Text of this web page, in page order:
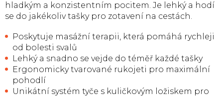
hladkým a konzistentním pocitem. Je lehký a hodí
se do jakékoliv tašky pro zotavení na cestách.
Poskytuje masážní terapii, která pomáhá rychleji
od bolesti svalů
Lehký a snadno se vejde do téměř každé tašky
Ergonomicky tvarované rukojeti pro maximální
pohodlí
Unikátní systém tyče s kuličkovým ložiskem pro